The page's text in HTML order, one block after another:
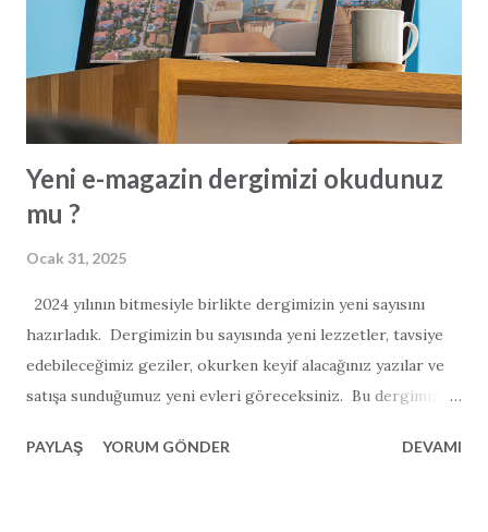
Yeni e-magazin dergimizi okudunuz
mu ?
Ocak 31, 2025
2024 yılının bitmesiyle birlikte dergimizin yeni sayısını
hazırladık. Dergimizin bu sayısında yeni lezzetler, tavsiye
edebileceğimiz geziler, okurken keyif alacağınız yazılar ve
satışa sunduğumuz yeni evleri göreceksiniz. Bu dergimiz
manzara fotoğrafı ve daha çok haberler barındırmakta.
PAYLAŞ YORUM GÖNDER DEVAMI